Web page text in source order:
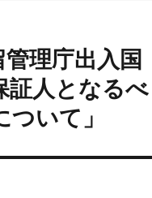
理庁出入国
証人となるべ
いて」